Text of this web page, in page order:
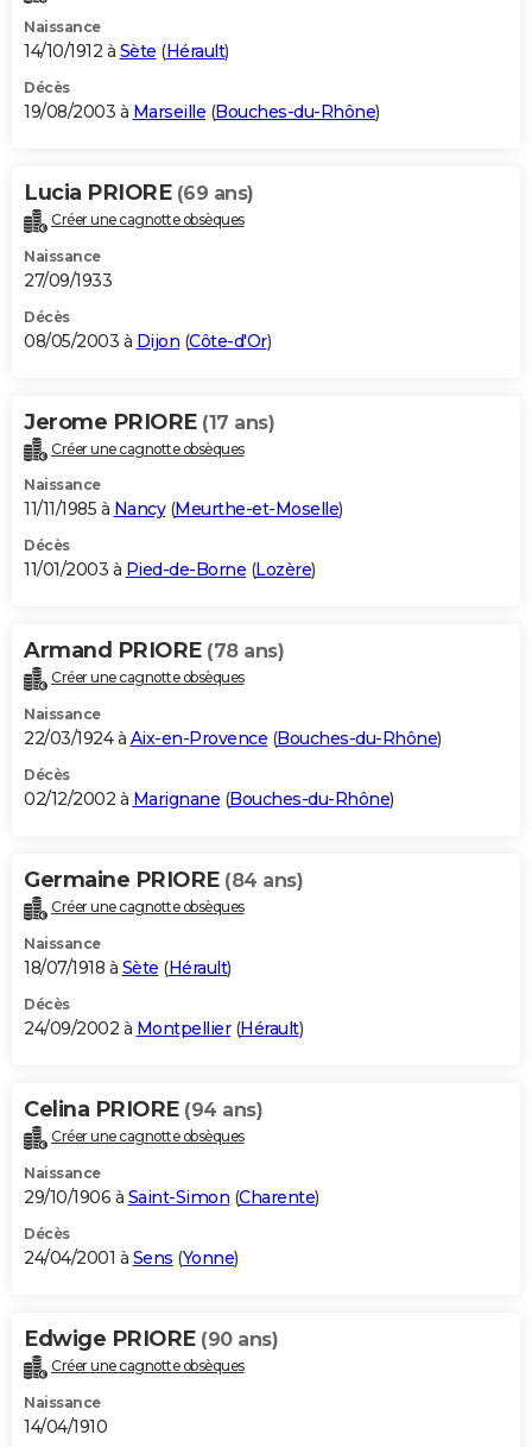
Naissance
14/10/1912 à Sète (Hérault)
Décès
19/08/2003 à Marseille (Bouches-du-Rhône)
Lucia PRIORE (69 ans)
Créer une cagnotte obsèques
Naissance
27/09/1933
Décès
08/05/2003 à Dijon (Côte-d'Or)
Jerome PRIORE (17 ans)
Créer une cagnotte obsèques
Naissance
11/11/1985 à Nancy(Meurthe-et-Moselle)
Décès
11/01/2003 à Pied-de-Borne (Lozère)
Armand PRIORE (78 ans)
Créer une cagnotte obsèques
Naissance
22/03/1924 à Aix-en-Provence (Bouches-du-Rhône)
Décès
02/12/2002 à Marignane (Bouches-du-Rhône)
Germaine PRIORE (84 ans)
Créer une cagnotte obsèques
Naissance
18/07/1918 à Sète (Hérault)
Décès
24/09/2002 à Montpellier(Hérault)
Celina PRIORE (94 ans)
Créer une cagnotte obsèques
Naissance
29/10/1906 à Saint-Simon (Charente)
Décès
24/04/2001 à Sens (Yonne)
Edwige PRIORE (90 ans)
Créer une cagnotte obsèques
Naissance
14/04/1910